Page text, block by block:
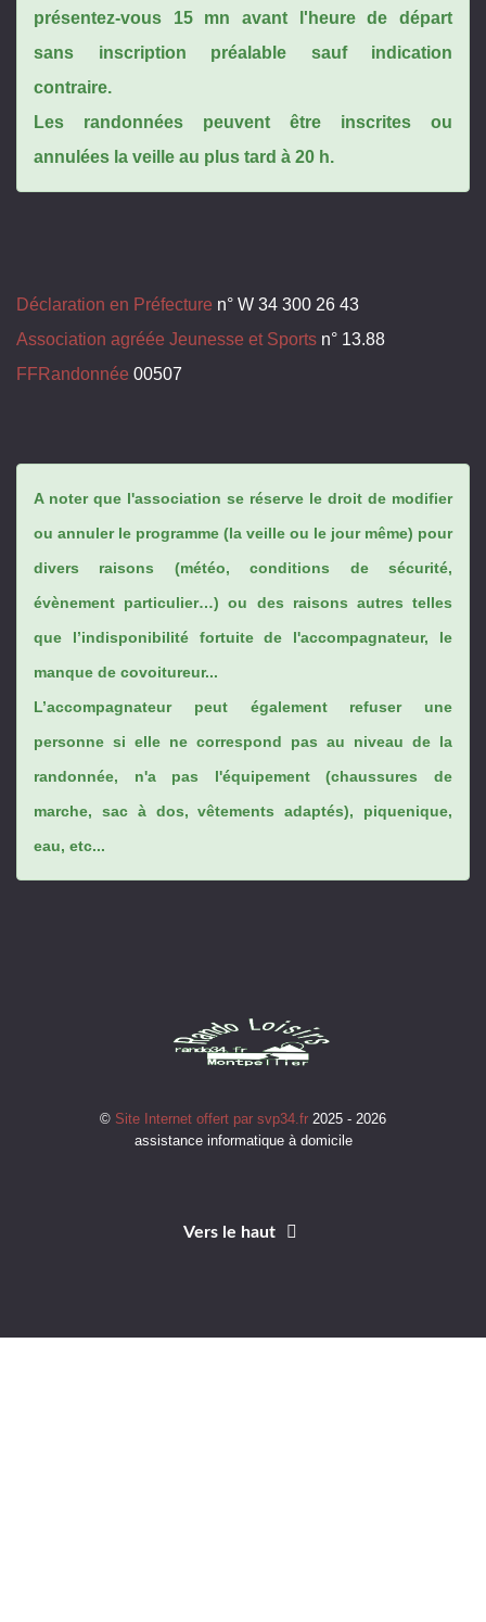
présentez-vous 15 mn avant l'heure de départ
sans inscription préalable sauf indication
contraire.
Les randonnées peuvent être inscrites ou
annulées la veille au plus tard à 20 h.
Déclaration en Préfecture n° W 34 300 26 43
Association agréée Jeunesse et Sports n° 13.88
FFRandonnée 00507
A noter que l'association se réserve le droit de modifier
ou annuler le programme (la veille ou le jour même) pour
divers raisons (météo, conditions de sécurité,
évènement particulier…) ou des raisons autres telles
que l’indisponibilité fortuite de l'accompagnateur, le
manque de covoitureur...
L’accompagnateur peut également refuser une
personne si elle ne correspond pas au niveau de la
randonnée, n'a pas l'équipement (chaussures de
marche, sac à dos, vêtements adaptés), piquenique,
eau, etc...
© Site Internet offert par svp34.fr 2025 - 2026
assistance informatique à domicile
Vers le haut